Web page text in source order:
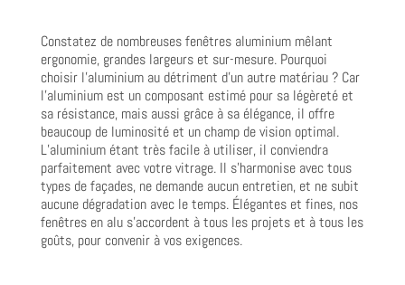
Constatez de nombreuses fenêtres aluminium mêlant
ergonomie, grandes largeurs et sur-mesure. Pourquoi
choisir l’aluminium au détriment d’un autre matériau ? Car
l’aluminium est un composant estimé pour sa légèreté et
sa résistance, mais aussi grâce à sa élégance, il offre
beaucoup de luminosité et un champ de vision optimal.
L’aluminium étant très facile à utiliser, il conviendra
parfaitement avec votre vitrage. Il s’harmonise avec tous
types de façades, ne demande aucun entretien, et ne subit
aucune dégradation avec le temps. Élégantes et fines, nos
fenêtres en alu s’accordent à tous les projets et à tous les
goûts, pour convenir à vos exigences.